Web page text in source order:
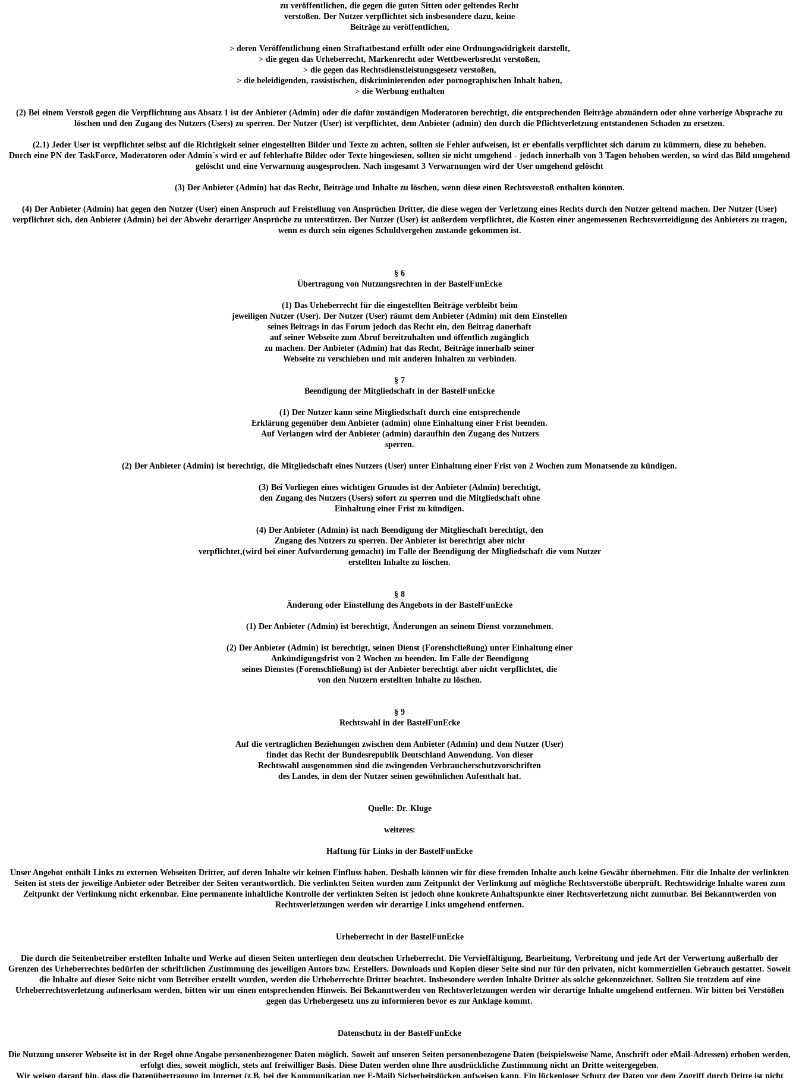
zu veröffentlichen, die gegen die guten Sitten oder geltendes Recht
verstoßen. Der Nutzer verpflichtet sich insbesondere dazu, keine
Beiträge zu veröffentlichen,
> deren Veröffentlichung einen Straftatbestand erfüllt oder eine Ordnungswidrigkeit darstellt,
> die gegen das Urheberrecht, Markenrecht oder Wettbewerbsrecht verstoßen,
> die gegen das Rechtsdienstleistungsgesetz verstoßen,
> die beleidigenden, rassistischen, diskriminierenden oder pornographischen Inhalt haben,
> die Werbung enthalten
(2) Bei einem Verstoß gegen die Verpflichtung aus Absatz 1 ist der Anbieter (Admin) oder die dafür zuständigen Moderatoren berechtigt, die entsprechenden Beiträge abzuändern oder ohne vorherige Absprache zu
löschen und den Zugang des Nutzers (Users) zu sperren. Der Nutzer (User) ist verpflichtet, dem Anbieter (admin) den durch die Pflichtverletzung entstandenen Schaden zu ersetzen.
(2.1) Jeder User ist verpflichtet selbst auf die Richtigkeit seiner eingestellten Bilder und Texte zu achten, sollten sie Fehler aufweisen, ist er ebenfalls verpflichtet sich darum zu kümmern, diese zu beheben.
Durch eine PN der TaskForce, Moderatoren oder Admin´s wird er auf fehlerhafte Bilder oder Texte hingewiesen, sollten sie nicht umgehend - jedoch innerhalb von 3 Tagen behoben werden, so wird das Bild umgehend
gelöscht und eine Verwarnung ausgesprochen. Nach insgesamt 3 Verwarnungen wird der User umgehend gelöscht
(3) Der Anbieter (Admin) hat das Recht, Beiträge und Inhalte zu löschen, wenn diese einen Rechtsverstoß enthalten könnten.
(4) Der Anbieter (Admin) hat gegen den Nutzer (User) einen Anspruch auf Freistellung von Ansprüchen Dritter, die diese wegen der Verletzung eines Rechts durch den Nutzer geltend machen. Der Nutzer (User)
verpflichtet sich, den Anbieter (Admin) bei der Abwehr derartiger Ansprüche zu unterstützen. Der Nutzer (User) ist außerdem verpflichtet, die Kosten einer angemessenen Rechtsverteidigung des Anbieters zu tragen,
wenn es durch sein eigenes Schuldvergehen zustande gekommen ist.
§ 6
Übertragung von Nutzungsrechten in der BastelFunEcke
(1) Das Urheberrecht für die eingestellten Beiträge verbleibt beim
jeweiligen Nutzer (User). Der Nutzer (User) räumt dem Anbieter (Admin) mit dem Einstellen
seines Beitrags in das Forum jedoch das Recht ein, den Beitrag dauerhaft
auf seiner Webseite zum Abruf bereitzuhalten und öffentlich zugänglich
zu machen. Der Anbieter (Admin) hat das Recht, Beiträge innerhalb seiner
Webseite zu verschieben und mit anderen Inhalten zu verbinden.
§ 7
Beendigung der Mitgliedschaft in der BastelFunEcke
(1) Der Nutzer kann seine Mitgliedschaft durch eine entsprechende
Erklärung gegenüber dem Anbieter (admin) ohne Einhaltung einer Frist beenden.
Auf Verlangen wird der Anbieter (admin) daraufhin den Zugang des Nutzers
sperren.
(2) Der Anbieter (Admin) ist berechtigt, die Mitgliedschaft eines Nutzers (User) unter Einhaltung einer Frist von 2 Wochen zum Monatsende zu kündigen.
(3) Bei Vorliegen eines wichtigen Grundes ist der Anbieter (Admin) berechtigt,
den Zugang des Nutzers (Users) sofort zu sperren und die Mitgliedschaft ohne
Einhaltung einer Frist zu kündigen.
(4) Der Anbieter (Admin) ist nach Beendigung der Mitglieschaft berechtigt, den
Zugang des Nutzers zu sperren. Der Anbieter ist berechtigt aber nicht
verpflichtet,(wird bei einer Aufvorderung gemacht) im Falle der Beendigung der Mitgliedschaft die vom Nutzer
erstellten Inhalte zu löschen.
§ 8
Änderung oder Einstellung des Angebots in der BastelFunEcke
(1) Der Anbieter (Admin) ist berechtigt, Änderungen an seinem Dienst vorzunehmen.
(2) Der Anbieter (Admin) ist berechtigt, seinen Dienst (Forenshcließung) unter Einhaltung einer
Ankündigungsfrist von 2 Wochen zu beenden. Im Falle der Beendigung
seines Dienstes (Forenschließung) ist der Anbieter berechtigt aber nicht verpflichtet, die
von den Nutzern erstellten Inhalte zu löschen.
§ 9
Rechtswahl in der BastelFunEcke
Auf die vertraglichen Beziehungen zwischen dem Anbieter (Admin) und dem Nutzer (User)
findet das Recht der Bundesrepublik Deutschland Anwendung. Von dieser
Rechtswahl ausgenommen sind die zwingenden Verbraucherschutzvorschriften
des Landes, in dem der Nutzer seinen gewöhnlichen Aufenthalt hat.
Quelle: Dr. Kluge
weiteres:
Haftung für Links in der BastelFunEcke
Unser Angebot enthält Links zu externen Webseiten Dritter, auf deren Inhalte wir keinen Einfluss haben. Deshalb können wir für diese fremden Inhalte auch keine Gewähr übernehmen. Für die Inhalte der verlinkten
Seiten ist stets der jeweilige Anbieter oder Betreiber der Seiten verantwortlich. Die verlinkten Seiten wurden zum Zeitpunkt der Verlinkung auf mögliche Rechtsverstöße überprüft. Rechtswidrige Inhalte waren zum
Zeitpunkt der Verlinkung nicht erkennbar. Eine permanente inhaltliche Kontrolle der verlinkten Seiten ist jedoch ohne konkrete Anhaltspunkte einer Rechtsverletzung nicht zumutbar. Bei Bekanntwerden von
Rechtsverletzungen werden wir derartige Links umgehend entfernen.
Urheberrecht in der BastelFunEcke
Die durch die Seitenbetreiber erstellten Inhalte und Werke auf diesen Seiten unterliegen dem deutschen Urheberrecht. Die Vervielfältigung, Bearbeitung, Verbreitung und jede Art der Verwertung außerhalb der
Grenzen des Urheberrechtes bedürfen der schriftlichen Zustimmung des jeweiligen Autors bzw. Erstellers. Downloads und Kopien dieser Seite sind nur für den privaten, nicht kommerziellen Gebrauch gestattet. Soweit
die Inhalte auf dieser Seite nicht vom Betreiber erstellt wurden, werden die Urheberrechte Dritter beachtet. Insbesondere werden Inhalte Dritter als solche gekennzeichnet. Sollten Sie trotzdem auf eine
Urheberrechtsverletzung aufmerksam werden, bitten wir um einen entsprechenden Hinweis. Bei Bekanntwerden von Rechtsverletzungen werden wir derartige Inhalte umgehend entfernen. Wir bitten bei Verstößen
gegen das Urhebergesetz uns zu informieren bevor es zur Anklage kommt.
Datenschutz in der BastelFunEcke
Die Nutzung unserer Webseite ist in der Regel ohne Angabe personenbezogener Daten möglich. Soweit auf unseren Seiten personenbezogene Daten (beispielsweise Name, Anschrift oder eMail-Adressen) erhoben werden,
erfolgt dies, soweit möglich, stets auf freiwilliger Basis. Diese Daten werden ohne Ihre ausdrückliche Zustimmung nicht an Dritte weitergegeben.
Wir weisen darauf hin, dass die Datenübertragung im Internet (z.B. bei der Kommunikation per E-Mail) Sicherheitslücken aufweisen kann. Ein lückenloser Schutz der Daten vor dem Zugriff durch Dritte ist nicht